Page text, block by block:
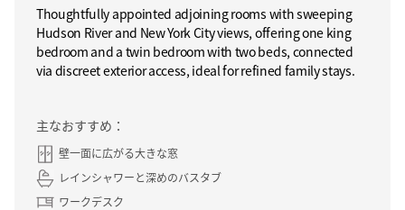
Thoughtfully appointed adjoining rooms with sweeping
Hudson River and New York City views, offering one king
bedroom and a twin bedroom with two beds, connected
via discreet exterior access, ideal for refined family stays.
主なおすすめ：
壁一面に広がる大きな窓
レインシャワーと深めのバスタブ
ワークデスク